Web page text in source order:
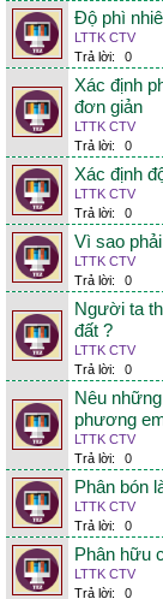
Độ phì
LTTK CTV
Trả lời:
0
Xác định
đơn giản
LTTK CTV
Trả lời:
0
Xác định
LTTK CTV
Trả lời:
0
Vì sao
LTTK CTV
Trả lời:
0
Người ta
đất ?
LTTK CTV
Trả lời:
0
Nêu
phương
LTTK CTV
Trả lời:
0
Phân bón
LTTK CTV
Trả lời:
0
Phân hữu
LTTK CTV
Trả lời:
0